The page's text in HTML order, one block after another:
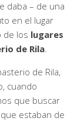
daba – de una
en el lugar
de los lugares
de Rila
de Rila,
cuando
que buscar
estaban de